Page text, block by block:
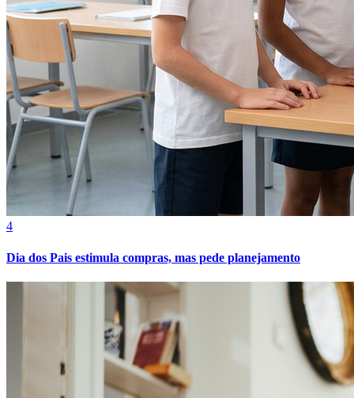
Fortaleza
4
Dia dos Pais estimula compras, mas pede planejamento